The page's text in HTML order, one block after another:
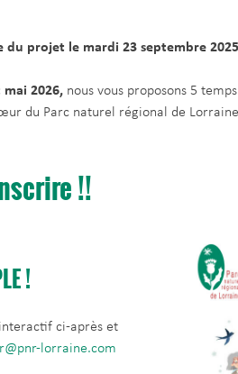
du projet le mardi 23 septembre
mai 2026, nous vous proposons 5
du Parc naturel régional de
!!
!
interactif ci-après et
lorraine.com